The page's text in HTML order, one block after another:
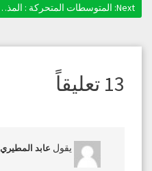
تصفّح
المقالات
Next:
Next post:
المتوسطات المتحركة : المذبذبات و بقية المؤشرات
13 تعليقاً
يقول عابد المطيري